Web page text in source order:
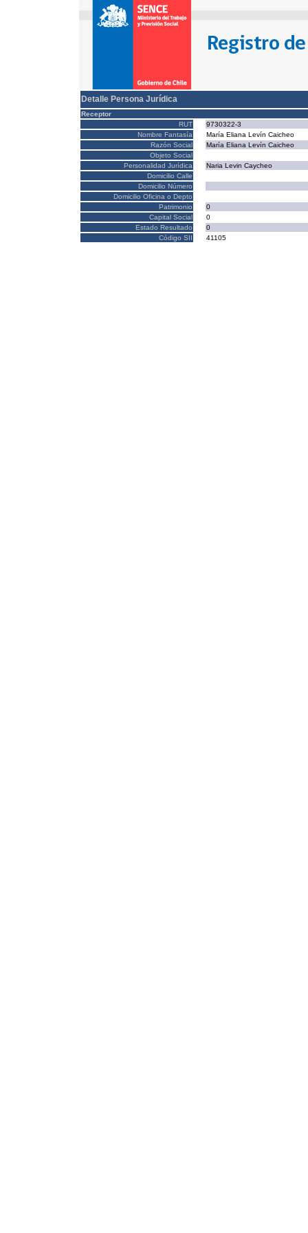
Detalle Persona Jurídica
Receptor
RUT
9730322-3
Nombre Fantasía
María Eliana Levín Caicheo
Razón Social
María Eliana Levín Caicheo
Objeto Social
Personalidad Jurídica
Naria Levin Caycheo
Domicilio Calle
Domicilio Número
Domicilio Oficina o Depto
Patrimonio
0
Capital Social
0
Estado Resultado
0
Código SII
41105